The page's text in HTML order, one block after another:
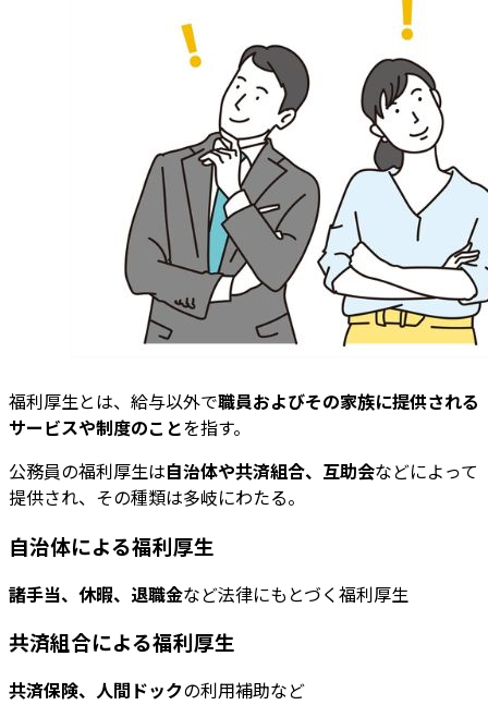
福利厚生とは、給与以外で職員およびその家族に提供される
サービスや制度のことを指す。
公務員の福利厚生は自治体や共済組合、互助会などによって
提供され、その種類は多岐にわたる。
自治体による福利厚生
諸手当、休暇、退職金など法律にもとづく福利厚生
共済組合による福利厚生
共済保険、人間ドックの利用補助など